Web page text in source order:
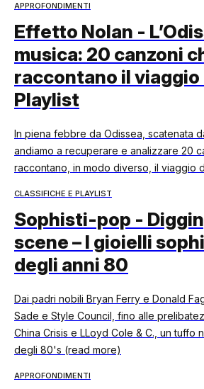
APPROFONDIMENTI
Effetto Nolan -
musica: 20 canzoni
raccontano il viaggio
Playlist
In piena febbre da Odissea, scatenata
andiamo a recuperare e analizzare 20
raccontano, in modo diverso, il viaggio
CLASSIFICHE E PLAYLIST
Sophisti-pop -
scene – I gioielli
degli anni 80
Dai padri nobili Bryan Ferry e Donald
Sade e Style Council, fino alle
China Crisis e LLoyd Cole & C., un tuffo
degli 80's (read more)
APPROFONDIMENTI